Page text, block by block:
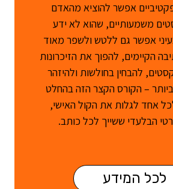
אפשר להוציא מהאדם
משמעותיים, שהוא לא ידע
אפשר גם ללטש ולשפר מאוד
הקיימים, להפוך את הזיכרונות
להבחין בחולשות ולהיזהר
– הקורס הקצר הזה בהחלט
אחד לגלות את הקול האישי,
הבלעדי ששייך לכל כותב.
לכל המידע